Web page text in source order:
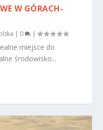
W GÓRACH-
| 0 |
miejsce do
środowisko...